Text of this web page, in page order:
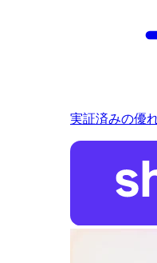
実証済みの優